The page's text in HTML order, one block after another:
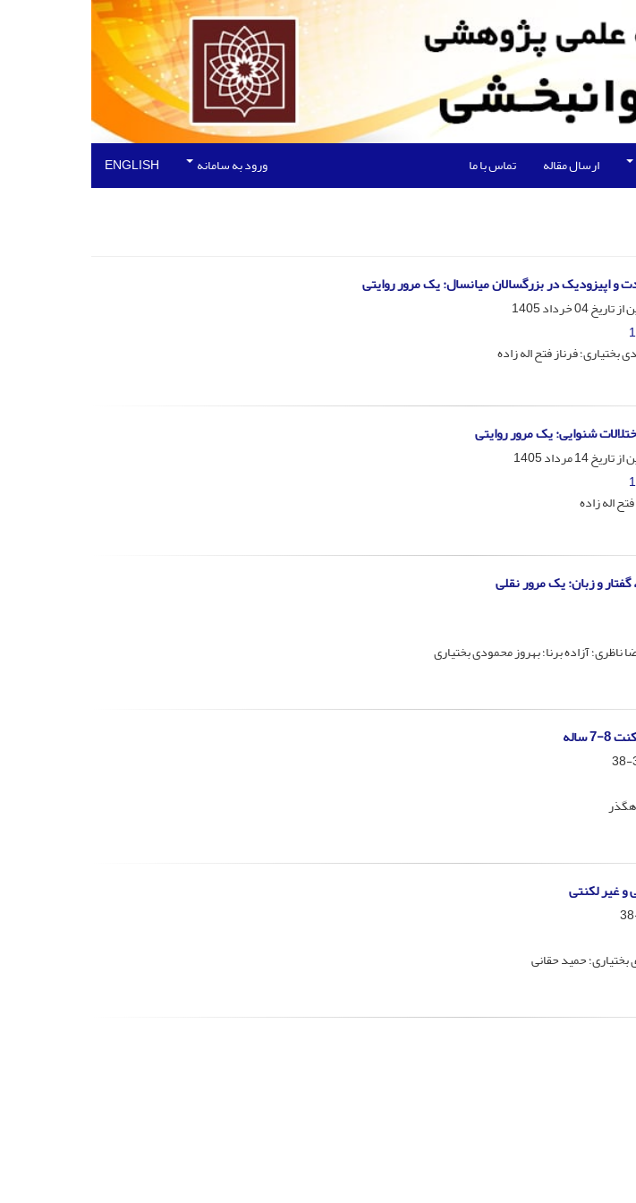
ارسال مقاله تماس با ما ورود به سامانه ENGLISH
اپیزودیک در بزرگسالان میانسال: یک مرور روایتی
از تاریخ04 خرداد 1405
فرناز فتح اله زاده
شنوایی: یک مرور روایتی
از تاریخ14 مرداد 1405
اله زاده
و زبان: یک مرور نقلی
آزاده برنا؛ بهروز محمودی بختیاری
و غیر لکنتی
بختیاری؛ حمید حقانی